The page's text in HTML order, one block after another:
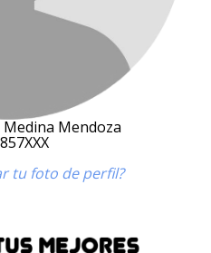
Mendoza
tu foto de perfil?